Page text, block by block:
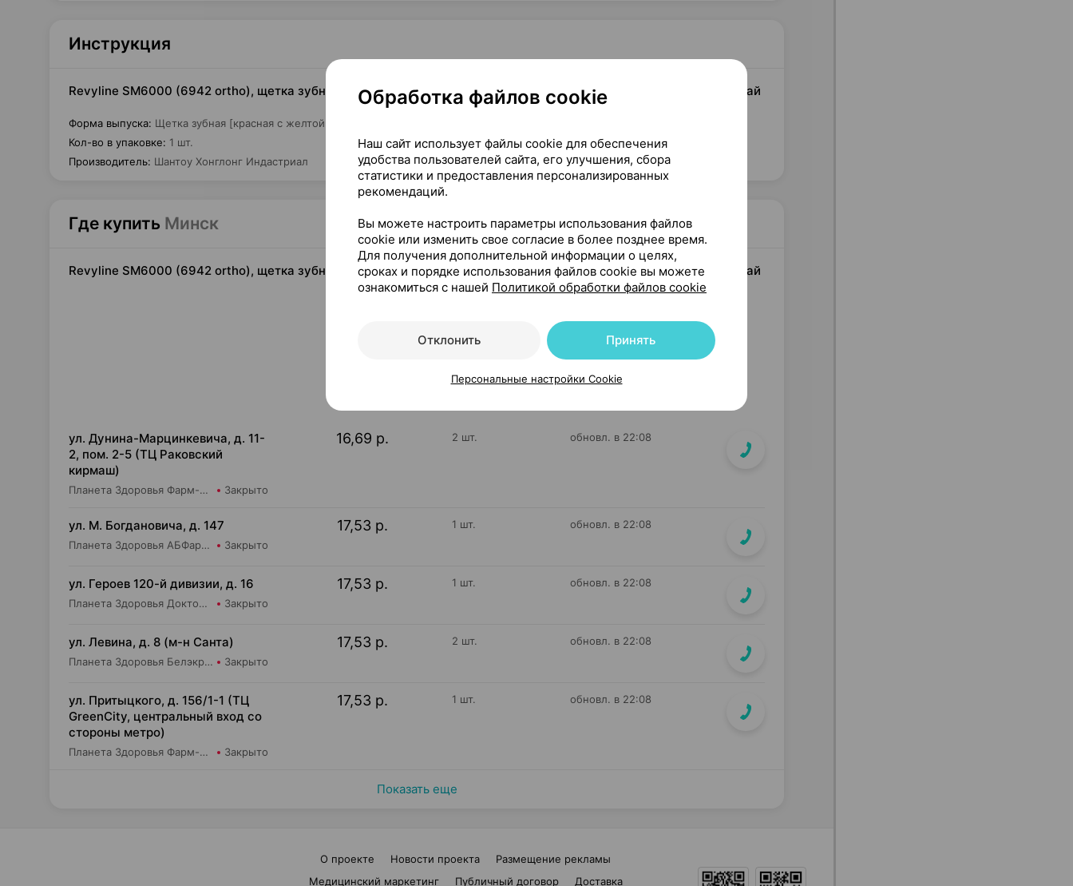
Инструкция
Revyline SM6000 (6942 ortho), щетка зубная [красная с желтой щетиной], ×1, Шантоу Хонглонг Индастриал Китай
Форма выпуска: Щетка зубная [красная с желтой щетиной]
Кол-во в упаковке: 1 шт.
Производитель: Шантоу Хонглонг Индастриал
Где купить Минск
Revyline SM6000 (6942 ortho), щетка зубная [красная с желтой щетиной], ×1, Шантоу Хонглонг Индастриал Китай
5
ул. Дунина-Марцинкевича, д. 11-
2, пом. 2-5 (ТЦ Раковский
кирмаш)
Планета Здоровья Фарм-Продукт ОДО Аптека №24 Закрыто
16,69 р. 2 шт. обновл. в 22:08
ул. М. Богдановича, д. 147
Планета Здоровья АБФармация ИООО Косметический магазин №4 Закрыто
17,53 р. 1 шт. обновл. в 22:08
ул. Героев 120-й дивизии, д. 16
Планета Здоровья Доктор Таир ООО Аптека №2 Закрыто
17,53 р. 1 шт. обновл. в 22:08
ул. Левина, д. 8 (м-н Санта)
Планета Здоровья Белэкрос ОДО Аптека №5 Закрыто
17,53 р. 2 шт. обновл. в 22:08
ул. Притыцкого, д. 156/1-1 (ТЦ
GreenCity, центральный вход со
стороны метро)
Планета Здоровья Фарм-Продукт ОДО Аптека №23 Закрыто
17,53 р. 1 шт. обновл. в 22:08
Показать еще
О проекте Новости проекта
Размещение рекламы
Медицинский маркетинг
Публичный договор Доставка
Обработка файлов cookie
Наш сайт использует файлы cookie для обеспечения
удобства пользователей сайта, его улучшения, сбора
статистики и предоставления персонализированных
рекомендаций.
Вы можете настроить параметры использования файлов
cookie или изменить свое согласие в более позднее время.
Для получения дополнительной информации о целях,
сроках и порядке использования файлов cookie вы можете
ознакомиться с нашей Политикой обработки файлов cookie
Отклонить Принять
Персональные настройки Cookie